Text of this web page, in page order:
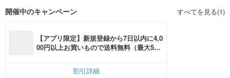
開催中のキャンペーン すべてを見る(1)
【アプリ限定】新規登録から7日以内に4,0
00円以上お買いもので送料無料（最大500
割引詳細